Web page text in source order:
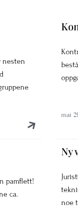
nesten
mai
pamflett!
ca.
Ny
noe